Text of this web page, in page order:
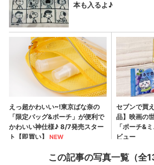
この記事の写真一覧（全